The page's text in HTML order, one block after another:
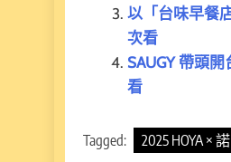
以「台味早餐
次看
SAUGY 帶頭
看
Tagged: 2025 HOYA ×